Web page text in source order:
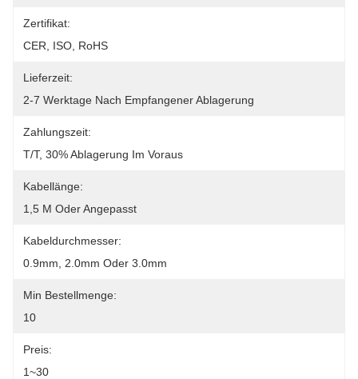
Zertifikat:
CER, ISO, RoHS
Lieferzeit:
2-7 Werktage Nach Empfangener Ablagerung
Zahlungszeit:
T/T, 30% Ablagerung Im Voraus
Kabellänge:
1,5 M Oder Angepasst
Kabeldurchmesser:
0.9mm, 2.0mm Oder 3.0mm
Min Bestellmenge:
10
Preis:
1~30